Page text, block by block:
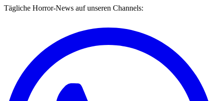
Tägliche Horror-News auf unseren Channels: